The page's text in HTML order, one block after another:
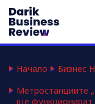
Начало
Бизнес
Mетростанциите
ще функционират